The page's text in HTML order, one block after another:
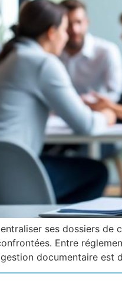
ses dossiers
Entre
gestion documentaire